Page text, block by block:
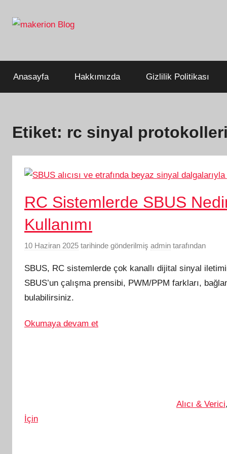
atla
Blog
Anasayfa Hakkımızda Gizlilik Politikası
Etiket: rc sinyal protokolleri
RC Sistemlerde SBUS
Kullanımı
10 Haziran 2025 tarihinde gönderilmiş admin tarafından
SBUS, RC sistemlerde çok kanallı dijital sinyal
SBUS’un çalışma prensibi, PWM/PPM farkları,
bulabilirsiniz.
Okumaya devam et
Alıcı & Verici,
İçin